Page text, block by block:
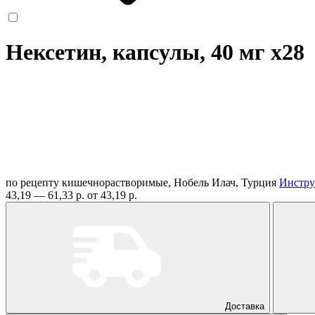
Нексетин, капсулы, 40 мг x28
по рецепту кишечнорастворимые, Нобель Илач, Турция
43,19 — 61,33 р. от 43,19 р.
Доставка